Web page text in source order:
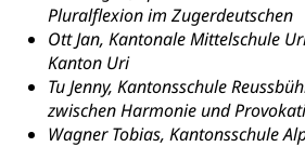
Pluralflexion im Zugerdeutschen
Ott Jan, Kantonale Mittelschule
Kanton Uri
Tu Jenny, Kantonsschule
zwischen Harmonie und
Wagner Tobias, Kantonsschule
Vorratshaltung, Vorrat
Waffen
Waffenerwerbsschein,
Waffentragen, Selbstverteidigung